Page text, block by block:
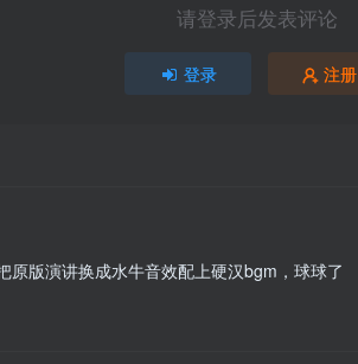
请登录后发表评论
登录 注册
原版演讲换成水牛音效配上硬汉bgm，球球了